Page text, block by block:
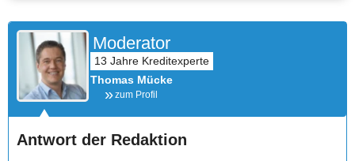
Moderator
Thomas Mücke
zum Profil
Antwort der Redaktion